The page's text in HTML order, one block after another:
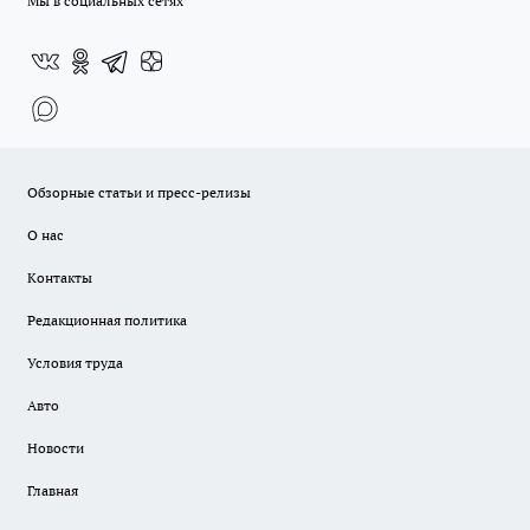
Обзорные статьи и пресс-релизы
О нас
Контакты
Редакционная политика
Условия труда
Авто
Новости
Главная